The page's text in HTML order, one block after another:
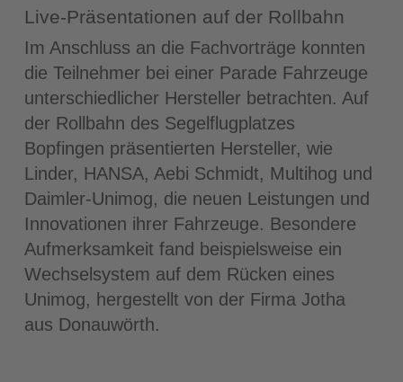
Live-Präsentationen auf der Rollbahn
Im Anschluss an die Fachvorträge konnten
die Teilnehmer bei einer Parade Fahrzeuge
unterschiedlicher Hersteller betrachten. Auf
der Rollbahn des Segelflugplatzes
Bopfingen präsentierten Hersteller, wie
Linder, HANSA, Aebi Schmidt, Multihog und
Daimler-Unimog, die neuen Leistungen und
Innovationen ihrer Fahrzeuge. Besondere
Aufmerksamkeit fand beispielsweise ein
Wechselsystem auf dem Rücken eines
Unimog, hergestellt von der Firma Jotha
aus Donauwörth.